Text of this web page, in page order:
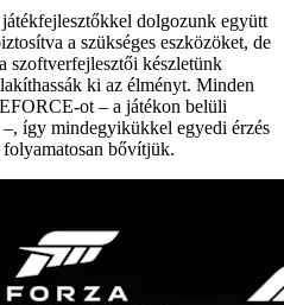
dolgozunk együtt
a szükséges eszközöket, de
szoftverfejlesztői készletünk
ki az élményt. Minden
ot – a játékon belüli
így mindegyikükkel egyedi érzés
bővítjük.